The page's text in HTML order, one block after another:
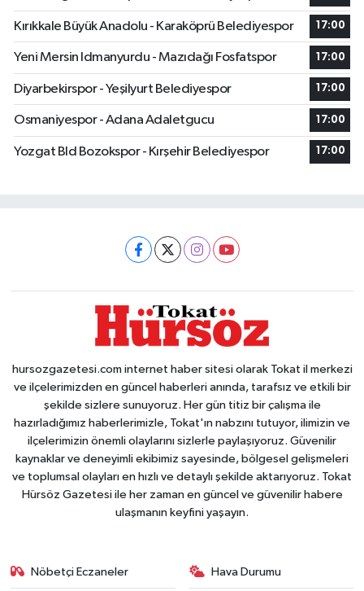
Kırıkkale Büyük Anadolu - Karaköprü Belediyespor 17:00
Yeni Mersin Idmanyurdu - Mazıdağı Fosfatspor 17:00
Diyarbekirspor - Yeşilyurt Belediyespor 17:00
Osmaniyespor - Adana Adaletgucu 17:00
Yozgat Bld Bozokspor - Kırşehir Belediyespor 17:00
hursozgazetesi.com internet haber sitesi olarak Tokat il merkezi
ve ilçelerimizden en güncel haberleri anında, tarafsız ve etkili bir
şekilde sizlere sunuyoruz. Her gün titiz bir çalışma ile
hazırladığımız haberlerimizle, Tokat'ın nabzını tutuyor, ilimizin ve
ilçelerimizin önemli olaylarını sizlerle paylaşıyoruz. Güvenilir
kaynaklar ve deneyimli ekibimiz sayesinde, bölgesel gelişmeleri
ve toplumsal olayları en hızlı ve detaylı şekilde aktarıyoruz. Tokat
Hürsöz Gazetesi ile her zaman en güncel ve güvenilir habere
ulaşmanın keyfini yaşayın.
Nöbetçi Eczaneler Hava Durumu